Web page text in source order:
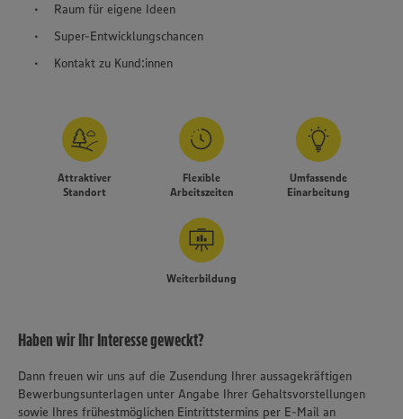
Raum für eigene Ideen
Super-Entwicklungschancen
Kontakt zu Kund:innen
Attraktiver
Standort
Flexible
Arbeitszeiten
Umfassende
Einarbeitung
Weiterbildung
Haben wir Ihr Interesse geweckt?
Dann freuen wir uns auf die Zusendung Ihrer aussagekräftigen
Bewerbungsunterlagen unter Angabe Ihrer Gehaltsvorstellungen
sowie Ihres frühestmöglichen Eintrittstermins per E-Mail an